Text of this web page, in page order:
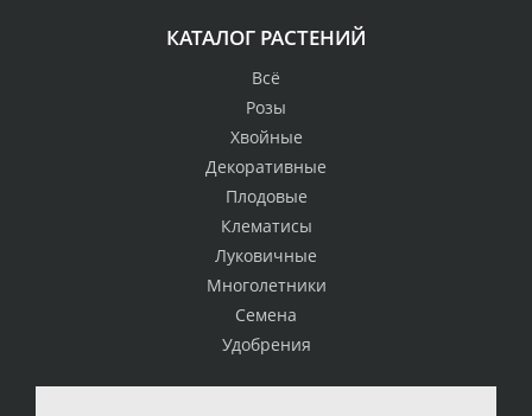
КАТАЛОГ РАСТЕНИЙ
Всё
Розы
Хвойные
Декоративные
Плодовые
Клематисы
Луковичные
Многолетники
Семена
Удобрения